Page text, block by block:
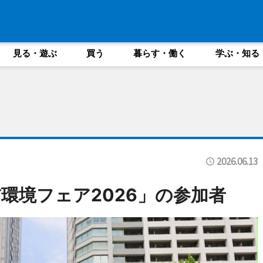
見る・遊ぶ 買う 暮らす・働く 学ぶ・知る
2026.06.13
境フェア2026」の参加者